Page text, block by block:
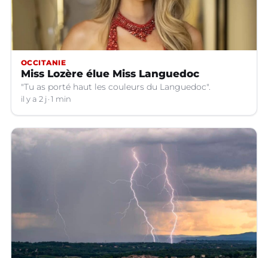
OCCITANIE
Miss Lozère élue Miss Languedoc
"Tu as porté haut les couleurs du Languedoc".
il y a 2 j 1 min